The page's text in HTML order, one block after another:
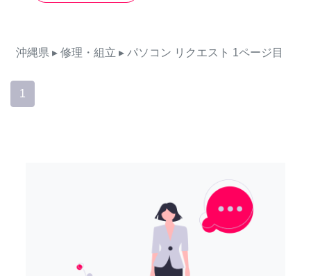
沖縄県 ▸ 修理・組立 ▸ パソコン リクエスト 1ページ目
1